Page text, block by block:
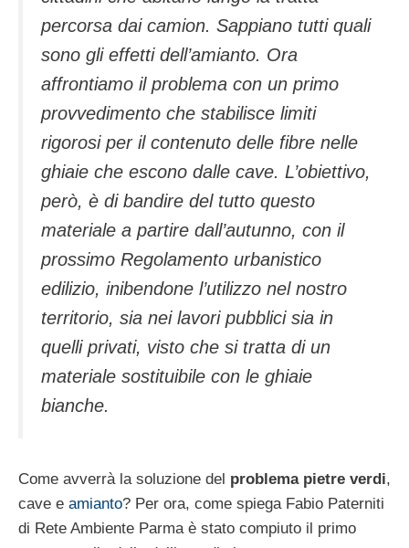
percorsa dai camion. Sappiano tutti quali
sono gli effetti dell’amianto. Ora
affrontiamo il problema con un primo
provvedimento che stabilisce limiti
rigorosi per il contenuto delle fibre nelle
ghiaie che escono dalle cave. L’obiettivo,
però, è di bandire del tutto questo
materiale a partire dall’autunno, con il
prossimo Regolamento urbanistico
edilizio, inibendone l’utilizzo nel nostro
territorio, sia nei lavori pubblici sia in
quelli privati, visto che si tratta di un
materiale sostituibile con le ghiaie
bianche.
Come avverrà la soluzione del problema pietre verdi,
cave e amianto? Per ora, come spiega Fabio Paterniti
di Rete Ambiente Parma è stato compiuto il primo